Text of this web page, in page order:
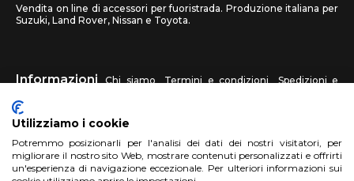
Vendita on line di accessori per fuoristrada. Produzione italiana per
Suzuki, Land Rover, Nissan e Toyota.
Informazioni Chi siamo Termini e condizioni
Spedizioni e
recessi
HM4X4 FAQ Centri assistenza Invia una foto
Utilizziamo i cookie
Potremmo posizionarli per l'analisi dei dati dei nostri visitatori, per
migliorare il nostro sito Web, mostrare contenuti personalizzati e offrirti
un'esperienza di navigazione eccezionale. Per ulteriori informazioni sui